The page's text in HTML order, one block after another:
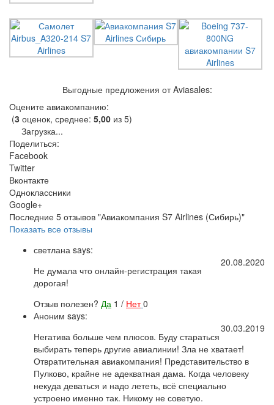
Выгодные предложения от Aviasales:
Оцените авиакомпанию:
(3 оценок, среднее: 5,00 из 5)
Загрузка...
Поделиться:
Facebook
Twitter
Вконтакте
Одноклассники
Google+
Последние 5 отзывов "Авиакомпания S7 Airlines (Сибирь)"
Показать все отзывы
светлана says:
20.08.2020
Не думала что онлайн-регистрация такая
дорогая!
Отзыв полезен? Да 1 / Нет 0
Аноним says:
30.03.2019
Негатива больше чем плюсов. Буду стараться
выбирать теперь другие авиалинии! Зла не хватает!
Отвратительная авиакомпания! Представительство в
Пулково, крайне не адекватная дама. Когда человеку
некуда деваться и надо лететь, всё специально
устроено именно так. Никому не советую.